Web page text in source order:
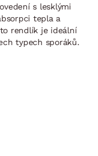
s lesklými
tepla a
rendlík je ideální
typech sporáků.